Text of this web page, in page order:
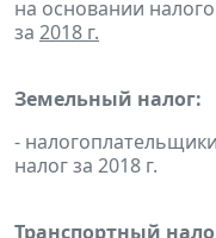
на основании
за 2018 г.
Земельный налог:
-
налог за 2018 г.
Транспортный